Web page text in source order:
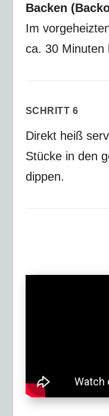
Backen
Im
ca. 30 Minuten
SCHRITT 6
Direkt heiß
Stücke in den
dippen.